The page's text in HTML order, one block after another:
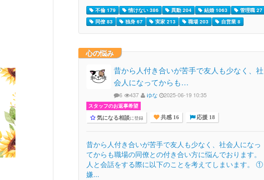
不倫 179 情けない 386 異動 204 結婚 1063
管理職 27
同僚 83
独身 67 実家 213 職場 203 自営業 8
心の悩み
昔から人付き合いが苦手で友人も少なく、社
会人になってからも…
6 437 ゆな 2025-06-19 10:35
スタッフのお返事希望
気になる相談に登録 共感 16 応援 18
昔から人付き合いが苦手で友人も少なく、社会人になっ
てからも職場の同僚との付き合い方に悩んでおります。
人と会話をする際に以下のことを考えてしまいます。 ①
嫌...